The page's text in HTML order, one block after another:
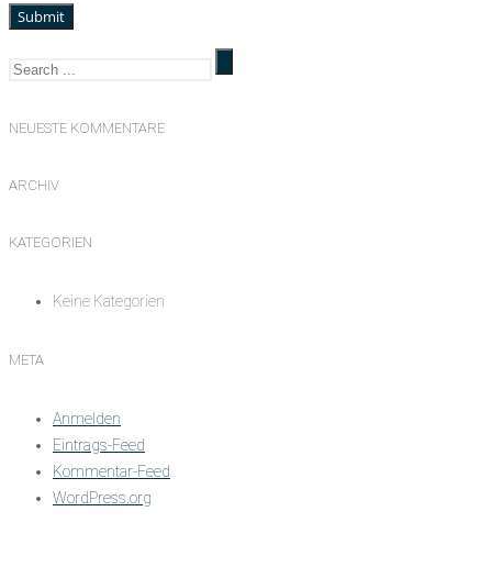
NEUESTE KOMMENTARE
ARCHIV
KATEGORIEN
Keine Kategorien
META
Anmelden
Eintrags-Feed
Kommentar-Feed
WordPress.org